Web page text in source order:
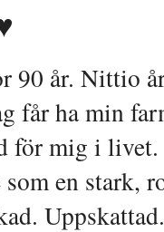
90 år. Nittio
får ha min
för mig i
som en stark,